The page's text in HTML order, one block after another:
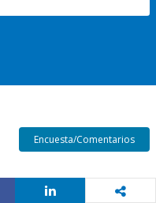
Encuesta/Comentarios